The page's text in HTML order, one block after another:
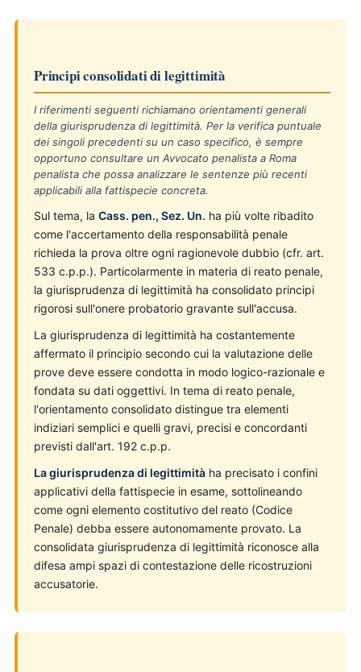
Principi consolidati di legittimità
I riferimenti seguenti richiamano orientamenti generali
della giurisprudenza di legittimità. Per la verifica puntuale
dei singoli precedenti su un caso specifico, è sempre
opportuno consultare un Avvocato penalista a Roma
penalista che possa analizzare le sentenze più recenti
applicabili alla fattispecie concreta.
Sul tema, la Cass. pen., Sez. Un. ha più volte ribadito
come l'accertamento della responsabilità penale
richieda la prova oltre ogni ragionevole dubbio (cfr. art.
533 c.p.p.). Particolarmente in materia di reato penale,
la giurisprudenza di legittimità ha consolidato principi
rigorosi sull'onere probatorio gravante sull'accusa.
La giurisprudenza di legittimità ha costantemente
affermato il principio secondo cui la valutazione delle
prove deve essere condotta in modo logico-razionale e
fondata su dati oggettivi. In tema di reato penale,
l'orientamento consolidato distingue tra elementi
indiziari semplici e quelli gravi, precisi e concordanti
previsti dall'art. 192 c.p.p.
La giurisprudenza di legittimità ha precisato i confini
applicativi della fattispecie in esame, sottolineando
come ogni elemento costitutivo del reato (Codice
Penale) debba essere autonomamente provato. La
consolidata giurisprudenza di legittimità riconosce alla
difesa ampi spazi di contestazione delle ricostruzioni
accusatorie.